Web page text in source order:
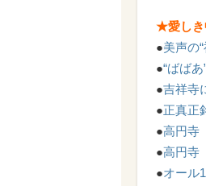
★愛しき
●美声の
●“ばば
●吉祥寺
●正真正
●高円寺
●高円寺
●オール